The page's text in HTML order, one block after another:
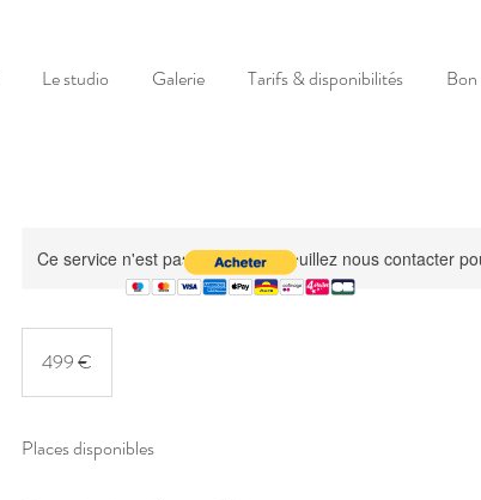
Le studio Galerie Tarifs & disponibilités Bon
Ce service n'est pas disponible, veuillez nous contacter
499 €
Places disponibles